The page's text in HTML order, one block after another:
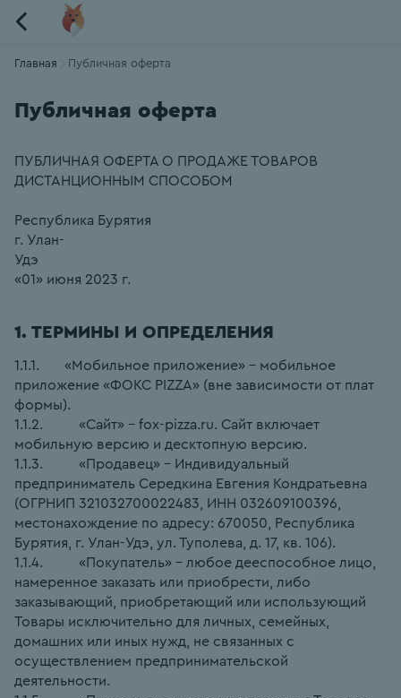
Главная Публичная оферта
Публичная оферта
ПУБЛИЧНАЯ ОФЕРТА О ПРОДАЖЕ ТОВАРОВ
ДИСТАНЦИОННЫМ СПОСОБОМ
Республика Бурятия
г. Улан-
Удэ
«01» июня 2023 г.
1. ТЕРМИНЫ И ОПРЕДЕЛЕНИЯ
1.1.1.       «Мобильное приложение» – мобильное
приложение «ФОКС PIZZA» (вне зависимости от плат
формы).
1.1.2.          «Сайт» – fox-pizza.ru. Сайт включает
мобильную версию и десктопную версию.
1.1.3.          «Продавец» – Индивидуальный
предприниматель Середкина Евгения Кондратьевна
(ОГРНИП 321032700022483, ИНН 032609100396,
местонахождение по адресу: 670050, Республика
Бурятия, г. Улан-Удэ, ул. Туполева, д. 17, кв. 106).
1.1.4.          «Покупатель» – любое дееспособное лицо,
намеренное заказать или приобрести, либо
заказывающий, приобретающий или использующий
Товары исключительно для личных, семейных,
домашних или иных нужд, не связанных с
осуществлением предпринимательской
деятельности.